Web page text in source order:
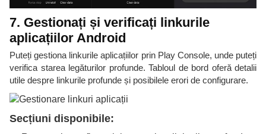
7. Gestionați și verificați linkurile
aplicațiilor Android
Puteți gestiona linkurile aplicațiilor prin Play Console, unde puteți
verifica starea legăturilor profunde. Tabloul de bord oferă detalii
utile despre linkurile profunde și posibilele erori de configurare.
Secțiuni disponibile: